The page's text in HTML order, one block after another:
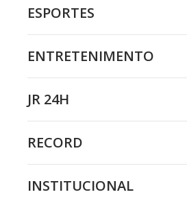
ESPORTES
ENTRETENIMENTO
JR 24H
RECORD
INSTITUCIONAL